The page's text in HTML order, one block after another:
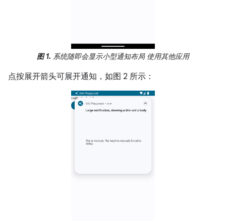
图 1. 系统随即会显示小型通知布局 使用其他应用
点按展开箭头可展开通知，如图 2 所示：